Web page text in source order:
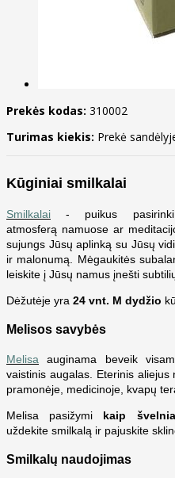
Prekės kodas: 310002
Turimas kiekis: Prekė
Kūginiai smilkalai
Smilkalai - puikus
atmosferą namuose ar
sujungs Jūsų aplinką su Jūsų
ir malonumą. Mėgaukitės
leiskite į Jūsų namus įnešti
Dėžutėje yra 24 vnt. M dydžio
Melisos savybės
Melisa auginama beveik
vaistinis augalas. Eterinis
pramonėje, medicinoje, kvapų
Melisa pasižymi kaip
uždekite smilkalą ir pajuskite
Smilkalų naudojimas